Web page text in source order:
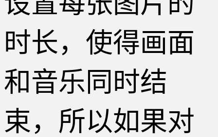
时长，使得画面
和音乐同时结
束，所以如果对